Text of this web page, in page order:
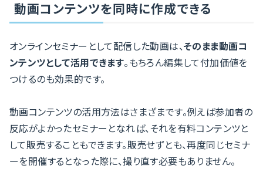
動画コンテンツを同時に作成できる
オンラインセミナーとして配信した動画は、そのまま動画コ
ンテンツとして活用できます。もちろん編集して付加価値を
つけるのも効果的です。
動画コンテンツの活用方法はさまざまです。例えば参加者の
反応がよかったセミナーとなれば、それを有料コンテンツと
して販売することもできます。販売せずとも、再度同じセミナ
ーを開催するとなった際に、撮り直す必要もありません。